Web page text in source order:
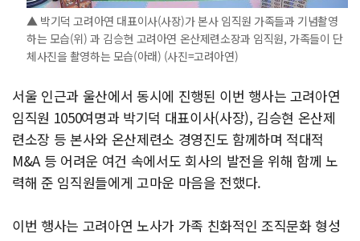
▲ 박기덕 고려아연 대표이사(사장)가 본사 임직원 가족들과 기념촬영
하는 모습(위) 과 김승현 고려아연 온산제련소장과 임직원, 가족들이 단
체사진을 촬영하는 모습(아래) (사진=고려아연)
서울 인근과 울산에서 동시에 진행된 이번 행사는 고려아연
임직원 1050여명과 박기덕 대표이사(사장), 김승현 온산제
련소장 등 본사와 온산제련소 경영진도 함께하며 적대적
M&A 등 어려운 여건 속에서도 회사의 발전을 위해 함께 노
력해 준 임직원들에게 고마운 마음을 전했다.
이번 행사는 고려아연 노사가 가족 친화적인 조직문화 형성